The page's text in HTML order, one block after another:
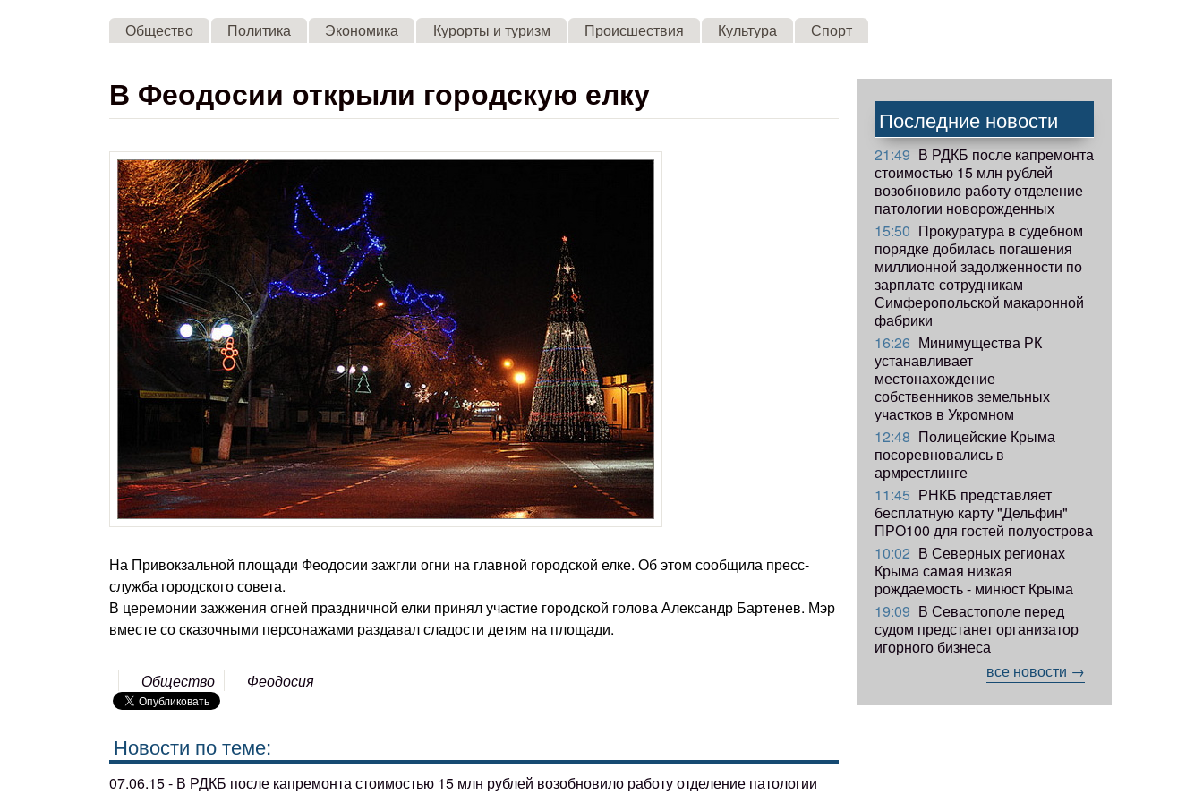
Skip to main content
Общество Политика Экономика Курорты и туризм Происшествия Культура Спорт
В Феодосии открыли городскую елку
На Привокзальной площади Феодосии зажгли огни на главной городской елке. Об этом сообщила пресс-
служба городского совета.
В церемонии зажжения огней праздничной елки принял участие городской голова Александр Бартенев. Мэр
вместе со сказочными персонажами раздавал сладости детям на площади.
Общество Феодосия
Новости по теме:
07.06.15 - В РДКБ после капремонта стоимостью 15 млн рублей возобновило работу отделение патологии
Последние новости
21:49 В РДКБ после капремонта
стоимостью 15 млн рублей
возобновило работу отделение
патологии новорожденных
15:50 Прокуратура в судебном
порядке добилась погашения
миллионной задолженности по
зарплате сотрудникам
Симферопольской макаронной
фабрики
16:26 Минимущества РК
устанавливает
местонахождение
собственников земельных
участков в Укромном
12:48 Полицейские Крыма
посоревновались в
армрестлинге
11:45 РНКБ представляет
бесплатную карту "Дельфин"
ПРО100 для гостей полуострова
10:02 В Северных регионах
Крыма самая низкая
рождаемость - минюст Крыма
19:09 В Севастополе перед
судом предстанет организатор
игорного бизнеса
все новости →